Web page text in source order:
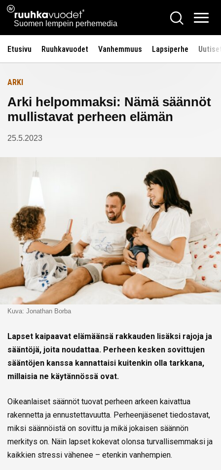
Siirry
sisältöön
Ruuhkavuodet.fi
Suomen lempein perhemedia
Hae
Etusivu Ruuhkavuodet Vanhemmuus Lapsiperhe
Etusivulle
ARKI
Arki helpommaksi: Nämä säännöt
mullistavat perheen elämän
25.5.2023
Kuva: Jonathan Borba
Lapset kaipaavat elämäänsä rakkauden lisäksi rajoja ja
sääntöjä, joita noudattaa. Perheen kesken sovittujen
sääntöjen kanssa kannattaisi kuitenkin olla tarkkana,
millaisia ne käytännössä ovat.
Oikeanlaiset säännöt tuovat perheen arkeen kaivattua
rakennetta ja ennustettavuutta. Perheenjäsenet tiedostavat,
miksi säännöistä on sovittu ja mikä jokaisen säännön
merkitys on. Näin lapset kokevat olonsa turvallisemmaksi ja
kaikkien stressi vähenee – etenkin vanhempien.